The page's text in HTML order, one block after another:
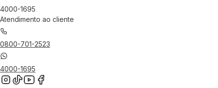
4000-1695
Atendimento ao cliente
0800-701-2523
4000-1695